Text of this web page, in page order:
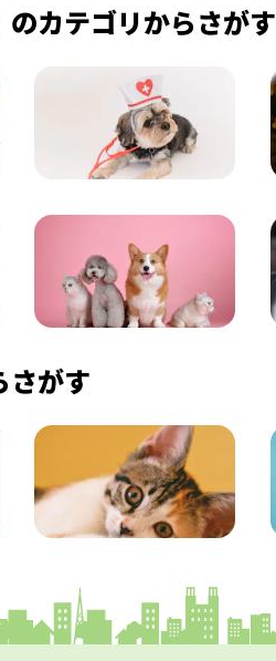
のカテゴリからさがす
さがす